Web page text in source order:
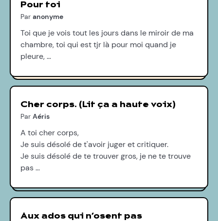
Pour toi
Par anonyme
Toi que je vois tout les jours dans le miroir de ma
chambre, toi qui est tjr là pour moi quand je
pleure, …
Cher corps. (Lit ça a haute voix)
Par Aéris
A toi cher corps,
Je suis désolé de t'avoir juger et critiquer.
Je suis désolé de te trouver gros, je ne te trouve
pas …
Aux ados qui n’osent pas